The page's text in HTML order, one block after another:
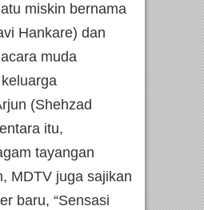
miskin bernama
Hankare) dan
muda
(Shehzad
itu,
tayangan
MDTV juga sajikan
baru, “Sensasi